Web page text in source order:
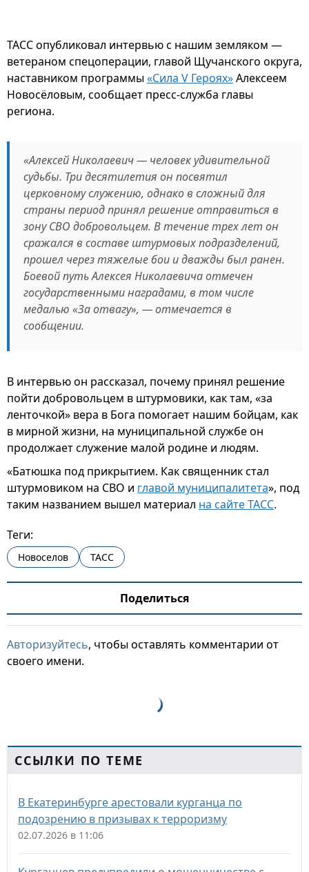
ТАСС опубликовал интервью с нашим земляком —
ветераном спецоперации, главой Щучанского округа,
наставником программы«Сила V Героях»Алексеем
Новосёловым, сообщает пресс-служба главы
региона.
«Алексей Николаевич — человек удивительной
судьбы. Три десятилетия он посвятил
церковному служению, однако в сложный для
страны период принял решение отправиться в
зону СВО добровольцем. В течение трех лет он
сражался в составе штурмовых подразделений,
прошел через тяжелые бои и дважды был ранен.
Боевой путь Алексея Николаевича отмечен
государственными наградами, в том числе
медалью «За отвагу», — отмечается в
сообщении.
В интервью он рассказал, почему принял решение
пойти добровольцем в штурмовики, как там, «за
ленточкой» вера в Бога помогает нашим бойцам, как
в мирной жизни, на муниципальной службе он
продолжает служение малой родине и людям.
«Батюшка под прикрытием. Как священник стал
штурмовиком на СВО и главой муниципалитета», под
таким названием вышел материал на сайте ТАСС.
Теги:
Новоселов ТАСС
Поделиться
Авторизуйтесь, чтобы оставлять комментарии от
своего имени.
ССЫЛКИ ПО ТЕМЕ
В Екатеринбурге арестовали курганца по
подозрению в призывах к терроризму
02.07.2026 в 11:06